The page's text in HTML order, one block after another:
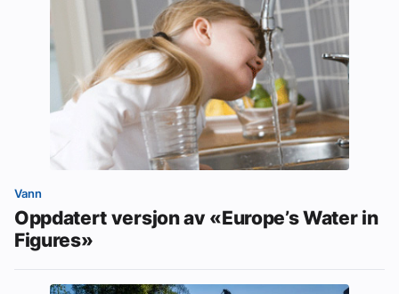
Vann
Oppdatert versjon av «Europe’s Water in
Figures»